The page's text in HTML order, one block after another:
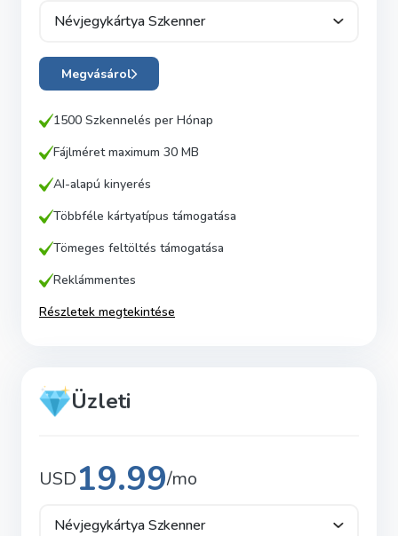
Névjegykártya Szkenner
Megvásárol
1500 Szkennelés per Hónap
Fájlméret maximum 30 MB
AI-alapú kinyerés
Többféle kártyatípus támogatása
Tömeges feltöltés támogatása
Reklámmentes
Részletek megtekintése
Üzleti
USD19.99/mo
Névjegykártya Szkenner